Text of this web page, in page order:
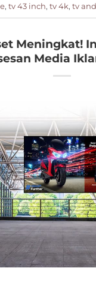
, tv 43 inch, tv 4k, tv
Meningkat!
Media